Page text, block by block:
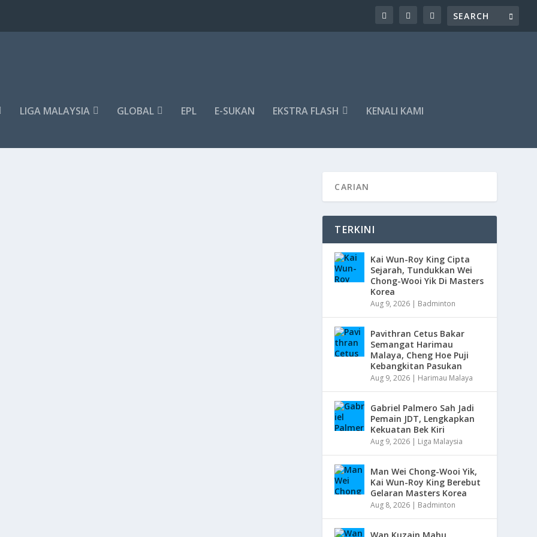
LIGA MALAYSIA GLOBAL EPL E-SUKAN EKSTRA FLASH KENALI KAMI
TERKINI
Kai Wun-Roy King Cipta
Sejarah, Tundukkan Wei
Chong-Wooi Yik Di Masters
Korea
Aug 9, 2026 | Badminton
Pavithran Cetus Bakar
Semangat Harimau
Malaya, Cheng Hoe Puji
Kebangkitan Pasukan
Aug 9, 2026 | Harimau Malaya
Gabriel Palmero Sah Jadi
Pemain JDT, Lengkapkan
Kekuatan Bek Kiri
Aug 9, 2026 | Liga Malaysia
Man Wei Chong-Wooi Yik,
Kai Wun-Roy King Berebut
Gelaran Masters Korea
Aug 8, 2026 | Badminton